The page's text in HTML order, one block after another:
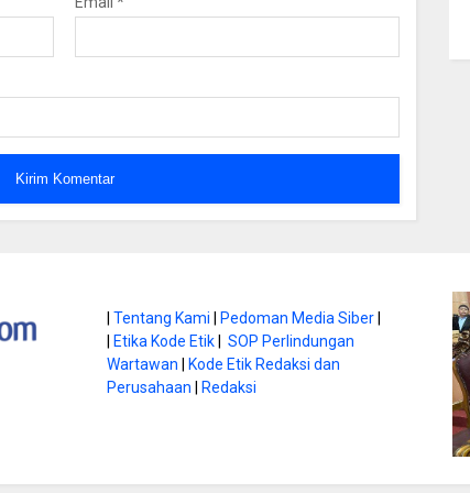
|Tentang Kami Pedoman Media Siber
Etika Kode Etik |SOP Perlindungan
Wartawan
Kode Etik Redaksi dan
Perusahaan
Redaksi
di Gunung
Ini
Literasi Jadi Bekal Utama
Siswa di Era Digital